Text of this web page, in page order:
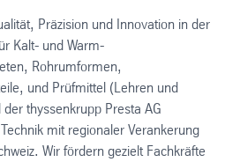
Präzision und Innovation in der
Kalt- und Warm-
Rohrumformen,
und Prüfmittel (Lehren und
thyssenkrupp Presta AG
mit regionaler Verankerung
Wir fördern gezielt Fachkräfte